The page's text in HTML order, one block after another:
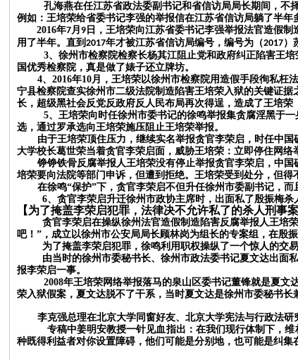
孔海燕在任江苏省政法委副书记和省信访局局长期间，不
例如：王培荣给省委书记李强的举报信在江苏省信访局躺了半年
2016年7月9 日，王培荣向江苏省委书记李强举报法官造假
用了半年。直到2017年才被江苏省信访局编号，编号为（2017）
3、徐州市检察院检察长杨其江阻止党和政府纠正陷害王
国优秀检察院，真是做了婊子还立牌坊。
4、2016年10月，王培荣以徐州市检察院用造假手段徇私
宁县检察院查实徐州市二级法院制造陷害王培荣入狱的关键证
长 ， 超级黑社会反党反政府反人民布局再次得逞，造成了王培荣
5、 王培荣向时任徐州市委书记的徐鸣举报集贪腐淫黑于
选，通过罗承选向王培荣施压阻止王培荣举报。
由于王培荣顶住压力，继续实名举报贪官李荣启，时任中
大学校长葛世荣当着贪官李荣启面，威胁王培荣：立即停住网
铮铮铁骨反腐举报人王培荣没有停止举报贪官李荣启，中
培荣要向法院等部门申诉，但遭到拒绝。王培荣受到处分，但得
在徐鸣“保护”下，贪官李荣启不但升任徐州市委副书记，而
6、贪官李荣启升迁徐州市政协主席时，出面私了殷振梅
【为了掩盖李荣启犯罪，法律决不允许私了的杀人刑事
贪官李荣启在操纵徐州法官造假制造陷害反腐举报人王培
吧！”，成立以徐州市公安局局长顾林岗为组长的专案组，在殷
为了掩盖李荣启犯罪，徐鸣利用职权操纵了一个惊人的交易
由当时的徐州市委秘书长、徐州市政法委书记夏文达出面
报李荣启一事。
2008年王培荣网络举报落马的泉山区委书记董锋就是夏
荣入狱假案，夏文达脱不了干系，当时夏文达是徐州市委秘书长
李克强总理在北京大学同窗好友、 北京大学宪法与行政法研
专稿中姜明安教授一针见血指出： 在我们现行体制下，
种既得利益者对你设置障碍，他们可能是分别地，也可能是纠集